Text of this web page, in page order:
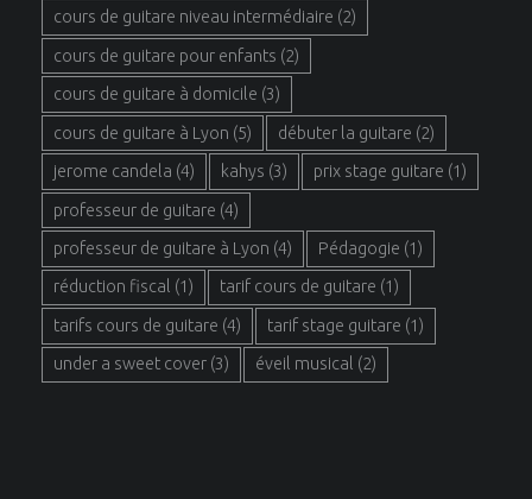
cours de guitare niveau intermédiaire (2)
cours de guitare pour enfants (2)
cours de guitare à domicile (3)
cours de guitare à Lyon (5) débuter la guitare (2)
jerome candela (4) kahys (3) prix stage guitare (1)
professeur de guitare (4)
professeur de guitare à Lyon (4) Pédagogie (1)
réduction fiscal (1) tarif cours de guitare (1)
tarifs cours de guitare (4) tarif stage guitare (1)
under a sweet cover(3) éveil musical (2)